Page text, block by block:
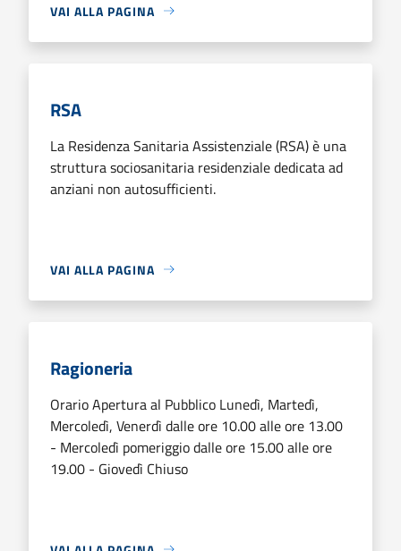
VAI ALLA PAGINA
RSA
La Residenza Sanitaria Assistenziale (RSA) è una
struttura sociosanitaria residenziale dedicata ad
anziani non autosufficienti.
VAI ALLA PAGINA
Ragioneria
Orario Apertura al Pubblico Lunedì, Martedì,
Mercoledì, Venerdì dalle ore 10.00 alle ore 13.00
- Mercoledì pomeriggio dalle ore 15.00 alle ore
19.00 - Giovedì Chiuso